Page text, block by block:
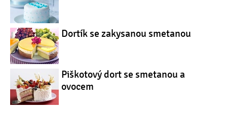
Dortík se zakysanou smetanou
Piškotový dort se smetanou a
ovocem